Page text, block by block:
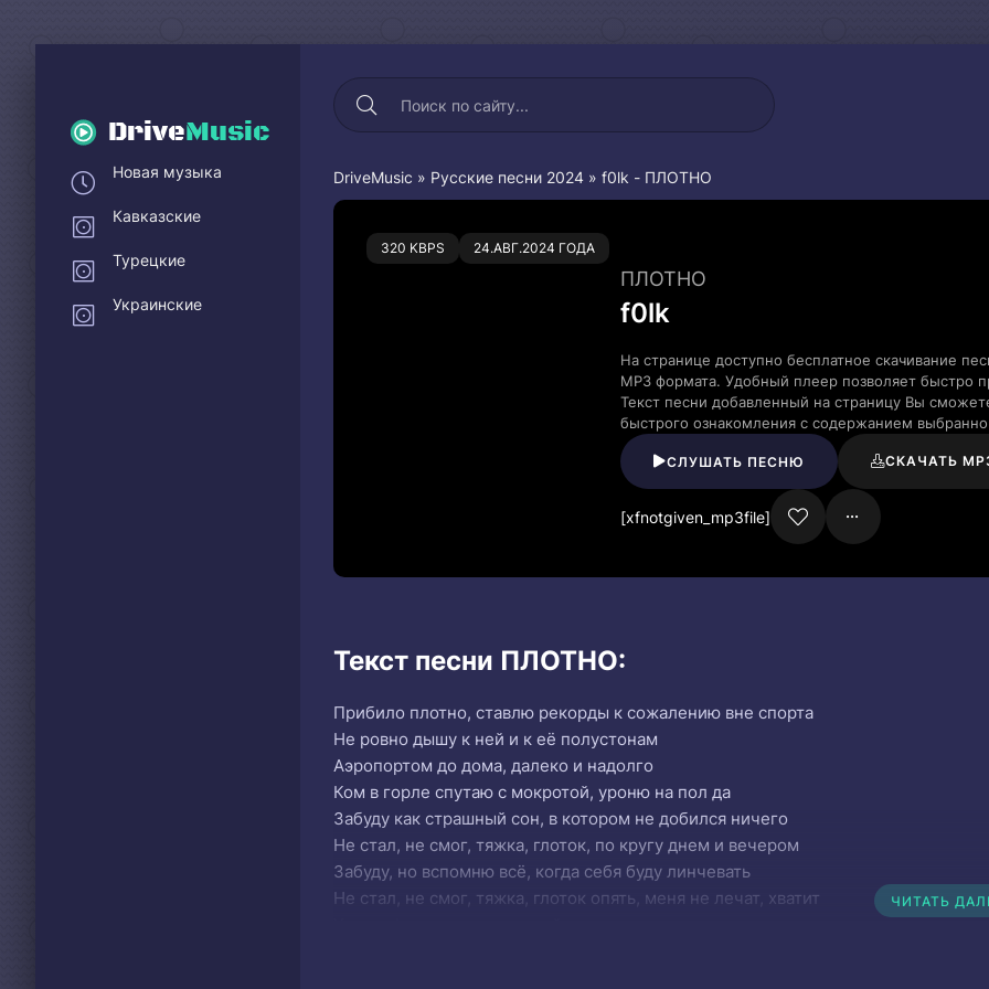
DriveMusic
DriveMusic » Русские песни 2024 » f0lk - ПЛОТНО
320 KBPS 24.АВГ.2024 ГОДА
0 0
ПЛОТНО
f0lk
На странице доступно бесплатное скачивание
MP3 формата. Удобный плеер позволяет быстро
Текст песни добавленный на страницу Вы
быстрого ознакомления с содержанием
СЛУШАТЬ ПЕСНЮ СКАЧАТЬ
[xfnotgiven_mp3file]
Текст песни ПЛОТНО:
Прибило плотно, ставлю рекорды к сожалению вне спорта
Не ровно дышу к ней и к её полустонам
Аэропортом до дома, далеко и надолго
Ком в горле спутаю с мокротой, уроню на пол да
Забуду как страшный сон, в котором не добился ничего
Не стал, не смог, тяжка, глоток, по кругу днем и вечером
Забуду, но вспомню всё, когда себя буду линчевать
Не стал, не смог, тяжка, глоток опять, меня не лечат, хватит
ЧИТАТЬ
Новая музыка
Кавказские
Турецкие
Украинские